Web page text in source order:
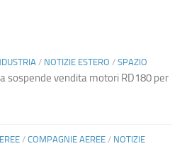
/ NOTIZIE ESTERO / SPAZIO
sospende vendita motori RD180 per
/ COMPAGNIE AEREE / NOTIZIE